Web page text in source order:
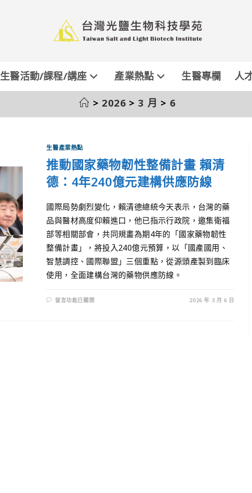
生醫活動/課程/講座 產業熱點 生醫專欄 人
> 2026 > 3 月 > 6
生醫產業熱點
推動國家藥物韌性整備計畫 賴清
德：4年240億元建構供應防線
國際局勢劇烈變化，賴清德總統今天表示，台灣的藥
品與醫材高度仰賴進口，他已指示行政院，邀集衛福
部等相關部會，共同規畫為期4年的「國家藥物韌性
整備計畫」，將投入240億元預算，以「國產國用、
智慧調控、國際聯盟」三個重點，從源頭產製到臨床
使用，全面建構台灣的藥物供應防線。
留言功能已關閉 2026 年 3 月 6 日